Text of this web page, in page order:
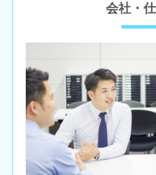
会社・